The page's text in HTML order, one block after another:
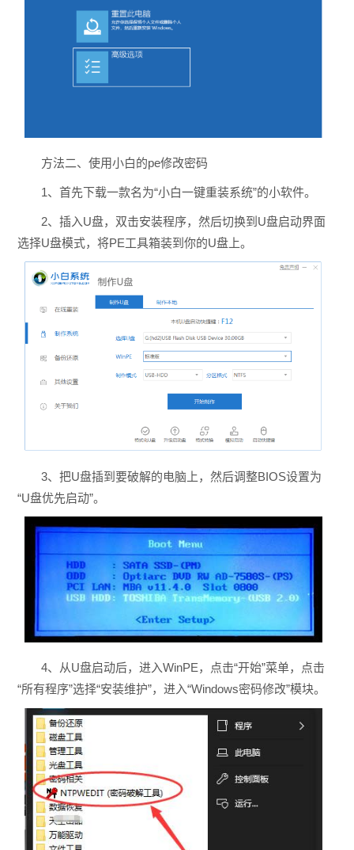
方法二、使用小白的pe修改密码
1、首先下载一款名为“小白一键重装系统”的小软件。
2、插入U盘，双击安装程序，然后切换到U盘启动界面
选择U盘模式，将PE工具箱装到你的U盘上。
3、把U盘插到要破解的电脑上，然后调整BIOS设置为
“U盘优先启动”。
4、从U盘启动后，进入WinPE，点击“开始”菜单，点击
“所有程序”选择“安装维护”，进入“Windows密码修改”模块。